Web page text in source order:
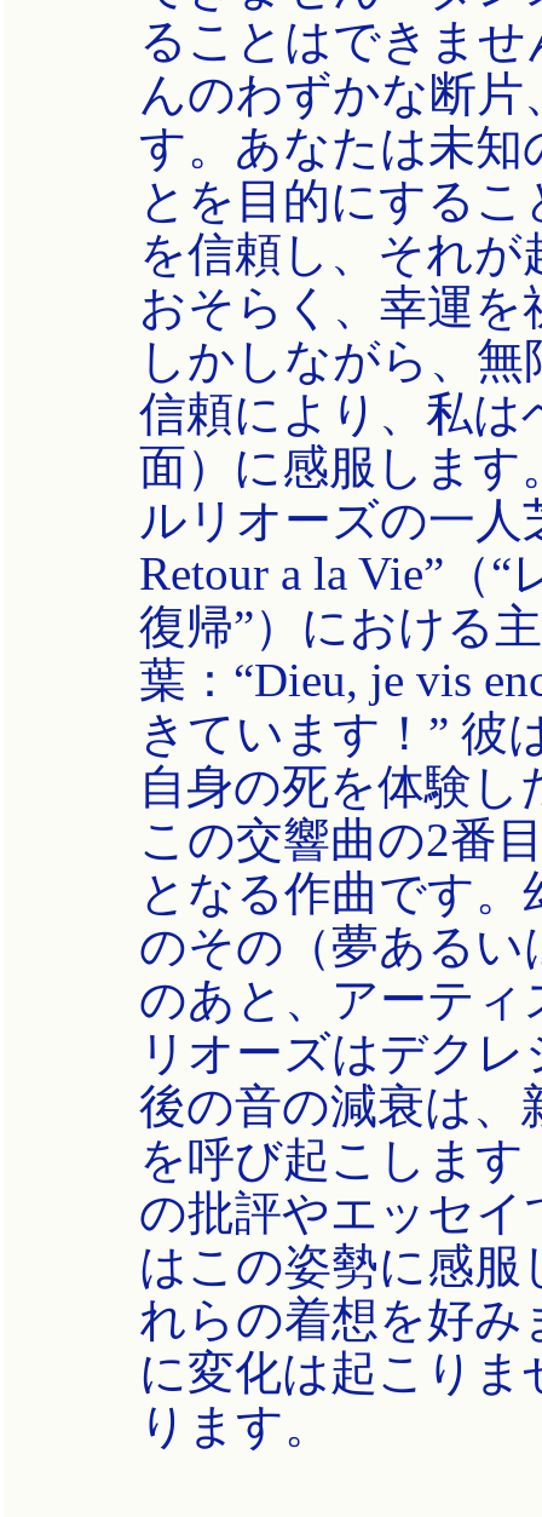
ることはできま
んのわずかな断
す。あなたは未知
とを目的にする
を信頼し、それ
おそらく、幸運
しかしながら、
信頼により、私は
面）に感服します
ルリオーズの一人
Retour a la Vie”（
復帰”）における
葉：“Dieu, je vis
きています！” 彼
自身の死を体験し
この交響曲の2番
となる作曲です。
のその（夢あるい
のあと、アーテ
リオーズはデク
後の音の減衰は、
を呼び起こしま
の批評やエッセ
はこの姿勢に感
れらの着想を好
に変化は起こり
ります。